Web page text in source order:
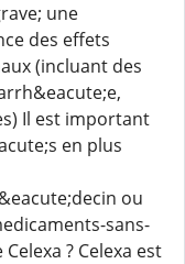
une
des effets
(incluant des
Il est important
en plus
ou
sans-
? Celexa est